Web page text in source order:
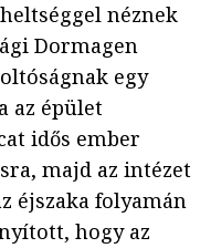
néznek
Dormagen
egy
az épület
idős ember
majd az intézet
éjszaka folyamán
hogy az